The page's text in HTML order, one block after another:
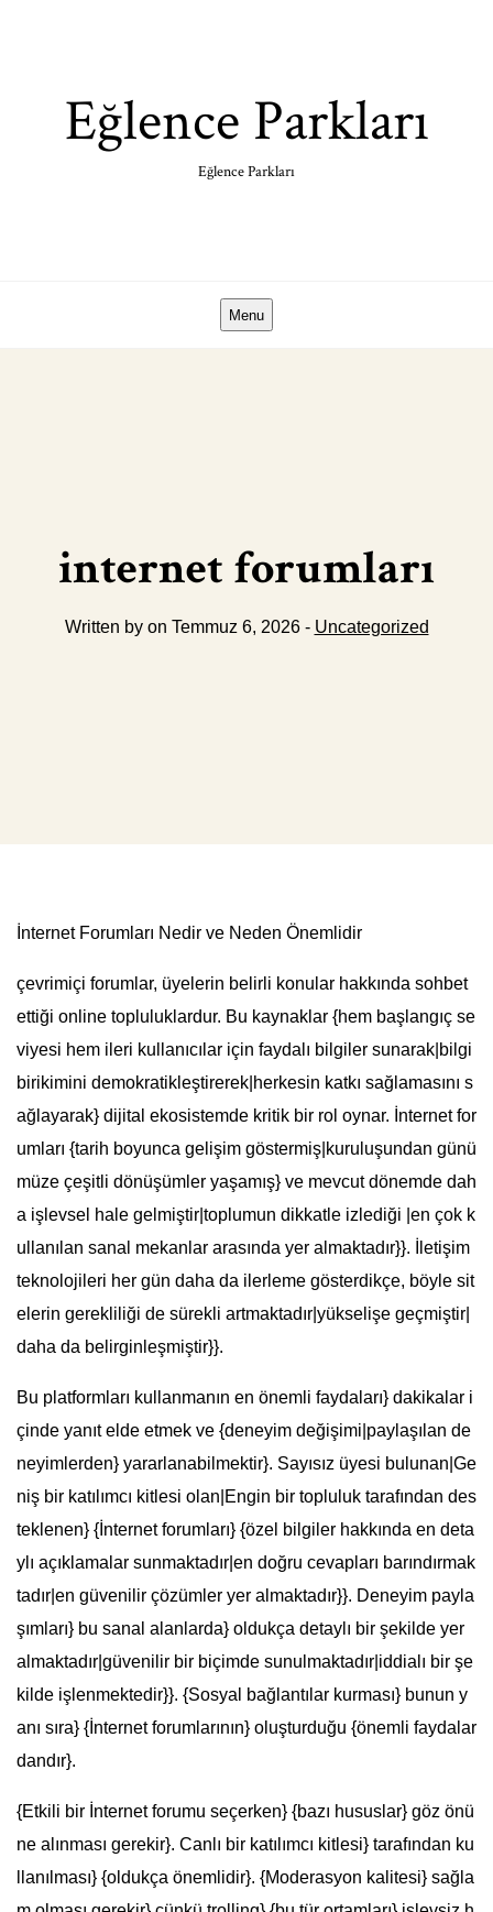
Eğlence Parkları
Eğlence Parkları
Menu
internet forumları
Written by on Temmuz 6, 2026 - Uncategorized
İnternet Forumları Nedir ve Neden Önemlidir
çevrimiçi forumlar, üyelerin belirli konular hakkında sohbet
ettiği online topluluklardur. Bu kaynaklar {hem başlangıç se
viyesi hem ileri kullanıcılar için faydalı bilgiler sunarak|bilgi
birikimini demokratikleştirerek|herkesin katkı sağlamasını s
ağlayarak} dijital ekosistemde kritik bir rol oynar. İnternet for
umları {tarih boyunca gelişim göstermiş|kuruluşundan günü
müze çeşitli dönüşümler yaşamış} ve mevcut dönemde dah
a işlevsel hale gelmiştir|toplumun dikkatle izlediği |en çok k
ullanılan sanal mekanlar arasında yer almaktadır}}. İletişim
teknolojileri her gün daha da ilerleme gösterdikçe, böyle sit
elerin gerekliliği de sürekli artmaktadır|yükselişe geçmiştir|
daha da belirginleşmiştir}}.
Bu platformları kullanmanın en önemli faydaları} dakikalar i
çinde yanıt elde etmek ve {deneyim değişimi|paylaşılan de
neyimlerden} yararlanabilmektir}. Sayısız üyesi bulunan|Ge
niş bir katılımcı kitlesi olan|Engin bir topluluk tarafından des
teklenen} {İnternet forumları} {özel bilgiler hakkında en deta
ylı açıklamalar sunmaktadır|en doğru cevapları barındırmak
tadır|en güvenilir çözümler yer almaktadır}}. Deneyim payla
şımları} bu sanal alanlarda} oldukça detaylı bir şekilde yer
almaktadır|güvenilir bir biçimde sunulmaktadır|iddialı bir şe
kilde işlenmektedir}}. {Sosyal bağlantılar kurması} bunun y
anı sıra} {İnternet forumlarının} oluşturduğu {önemli faydalar
dandır}.
{Etkili bir İnternet forumu seçerken} {bazı hususlar} göz önü
ne alınması gerekir}. Canlı bir katılımcı kitlesi} tarafından ku
llanılması} {oldukça önemlidir}. {Moderasyon kalitesi} sağla